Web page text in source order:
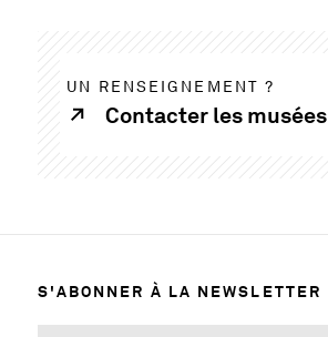
UN RENSEIGNEMENT ?
Contacter les musées
S'ABONNER À LA NEWSLETTER